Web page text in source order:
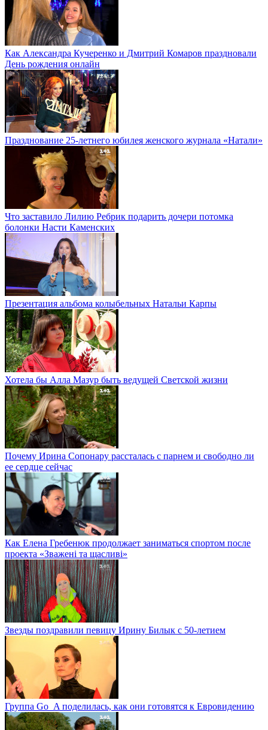
Как Александра Кучеренко и Дмитрий Комаров праздновали
День рождения онлайн
Празднование 25-летнего юбилея женского журнала «Натали»
Что заставило Лилию Ребрик подарить дочери потомка
болонки Насти Каменских
Презентация альбома колыбельных Натальи Карпы
Хотела бы Алла Мазур быть ведущей Светской жизни
Почему Ирина Сопонару рассталась с парнем и свободно ли
ее сердце сейчас
Как Елена Гребенюк продолжает заниматься спортом после
проекта «Зважені та щасливі»
Звезды поздравили певицу Ирину Билык с 50-летием
Группа Go_A поделилась, как они готовятся к Евровидению